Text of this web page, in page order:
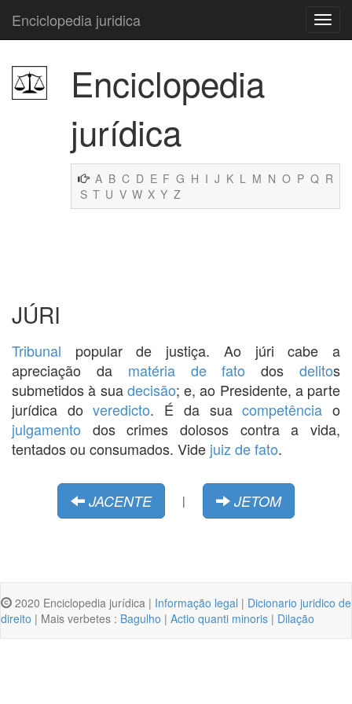
Enciclopedia juridica
Enciclopedia
jurídica
A B C D E F G H I J K L M N O P Q R
S T U V W X Y Z
JÚRI
Tribunal popular de justiça. Ao júri cabe a
apreciação da matéria de fato dosdelitos
submetidos à suadecisão; e, ao Presidente, a parte
jurídica doveredicto. É da suacompetência o
julgamento dos crimes dolosos contra a vida,
tentados ou consumados. Vide juiz de fato.
JACENTE | JETOM
2020 Enciclopedia jurídica | Informação legal | Dicionario juridico de
direito | Mais verbetes : Bagulho | Actio quanti minoris | Dilação